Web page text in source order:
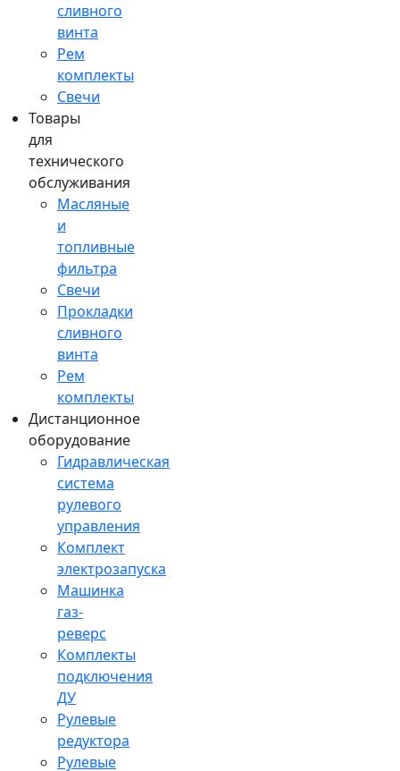
сливного
винта
Рем
комплекты
Свечи
Товары
для
технического
обслуживания
Масляные
и
топливные
фильтра
Свечи
Прокладки
сливного
винта
Рем
комплекты
Дистанционное
оборудование
Гидравлическая
система
рулевого
управления
Комплект
электрозапуска
Машинка
газ-
реверс
Комплекты
подключения
ДУ
Рулевые
редуктора
Рулевые